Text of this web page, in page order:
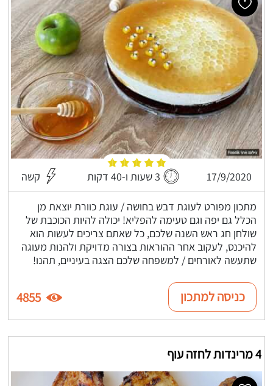
17/9/2020 3 שעות ו-40 דקות קשה
מתכון מפורט לעוגת דבש בחושה / עוגת כוורת יוצאת מן
הכלל גם יפה וגם טעימה להפליא! יכולה להיות הכוכבת של
שולחן חג ראש השנה שלכם, כל שאתם צריכים לעשות הוא
להיכנס, לעקוב אחר ההוראות בצורה מדויקת ולהנות מעוגה
שתעשה לאורחים / למשפחה שלכם הצגה בעיניים, תהנו!
כניסה למתכון 4855
4 מרינדות לחזה עוף